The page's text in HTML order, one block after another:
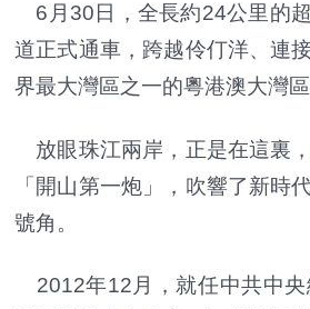
6月30日，全長約24公里的
道正式通車，跨越伶仃洋、連
界最大灣區之一的粵港澳大灣
放眼珠江兩岸，正是在這裏
「開山第一炮」，吹響了新時
號角。
2012年12月，就任中共中央